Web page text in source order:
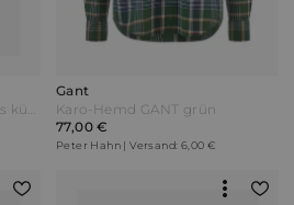
bonprix Langarmhemd aus kühlendem Leinen-Mix Blau
Gant
Karo-Hemd GANT grün
77,00 €
Peter Hahn | Versand: 6,00 €